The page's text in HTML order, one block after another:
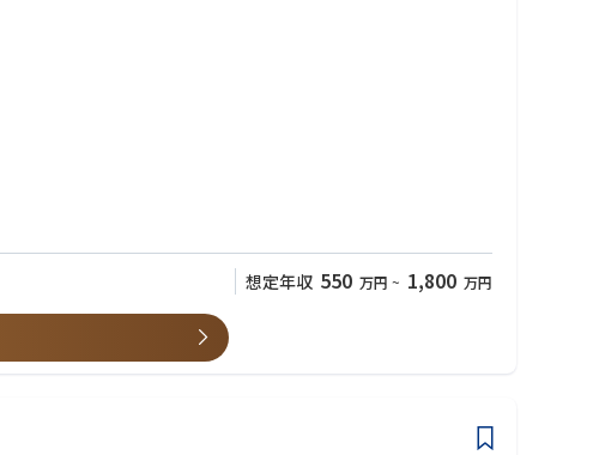
No.1のマーケットシェアを持っています。当社を世界トップクラスの企
ムワークです。多様な文化やバックグラウンドを持った社員がお互いの
ーカーの要求に応えるために、日本国内のエンジニアだけでなく、アメ
想定年収 550 万円 ~ 1,800 万円